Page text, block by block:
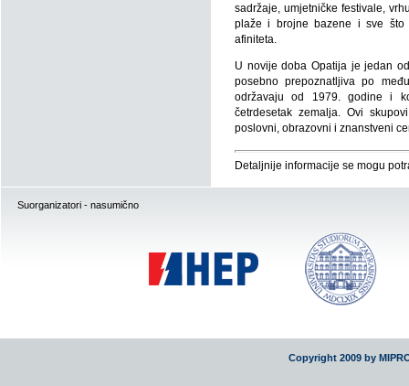
sadržaje, umjetničke festivale,
plaže i brojne bazene i sve što
afiniteta.
U novije doba Opatija je jedan
posebno prepoznatljiva po
održavaju od 1979. godine i
četrdesetak zemalja. Ovi
poslovni, obrazovni i znanstveni
Detaljnije informacije se mogu
Suorganizatori - nasumično
Copyright 2009 by